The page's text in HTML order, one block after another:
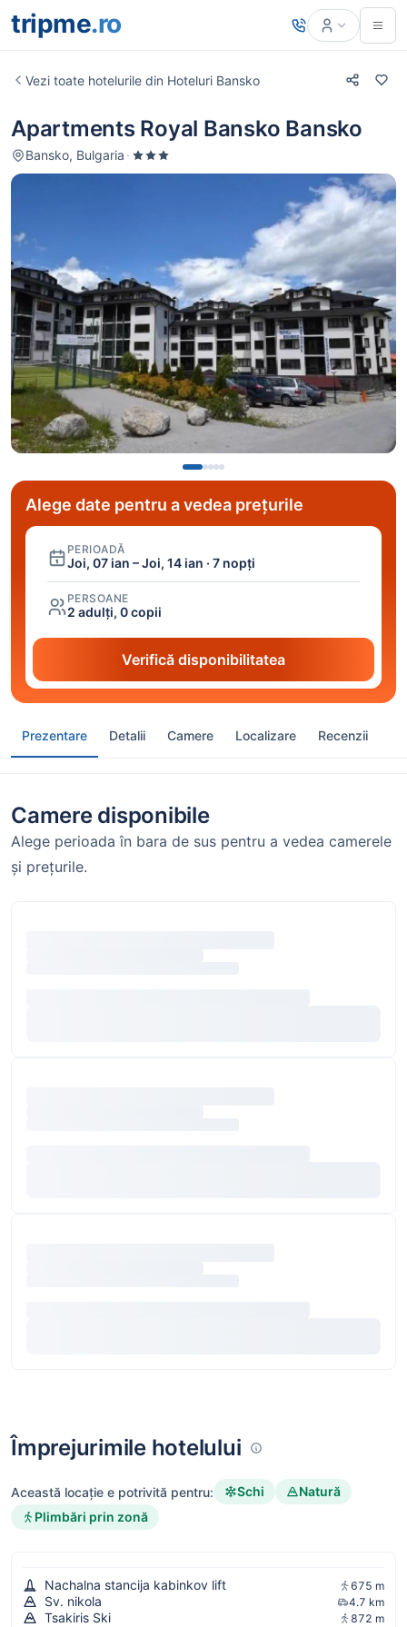
tripme.ro
Alege date pentru a vedea prețurile
PERIOADĂ
Joi, 07 ian – Joi, 14 ian · 7 nopți
PERSOANE
2 adulți, 0 copii
Verifică disponibilitatea
Vezi toate hotelurile din Hoteluri Bansko
Prezentare Detalii Camere Localizare Recenzii
Apartments Royal Bansko Bansko
Bansko, Bulgaria ·
Camere disponibile
Alege perioada în bara de sus pentru a vedea camerele
și prețurile.
Împrejurimile hotelului
Această locație e potrivită pentru: Schi
Natură
Plimbări prin zonă
Nachalna stancija kabinkov lift 675 m
Sv. nikola 4.7 km
Tsakiris Ski 872 m